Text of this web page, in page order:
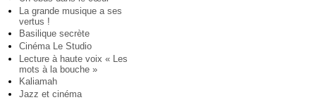
La grande musique a ses
vertus !
Basilique secrète
Cinéma Le Studio
Lecture à haute voix « Les
mots à la bouche »
Kaliamah
Jazz et cinéma